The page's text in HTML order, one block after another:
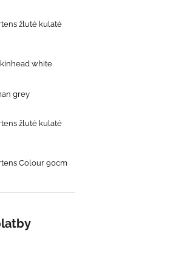
žluté kulaté
white
grey
žluté kulaté
Colour 90cm